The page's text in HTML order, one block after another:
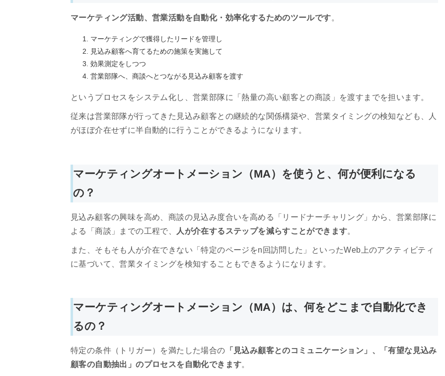
マーケティング活動、営業活動を自動化・効率化するためのツールです。
マーケティングで獲得したリードを管理し
見込み顧客へ育てるための施策を実施して
効果測定をしつつ
営業部隊へ、商談へとつながる見込み顧客を渡す
というプロセスをシステム化し、営業部隊に「熱量の高い顧客との商談」を渡すまでを担います。
従来は営業部隊が行ってきた見込み顧客との継続的な関係構築や、営業タイミングの検知なども、人
がほぼ介在せずに半自動的に行うことができるようになります。
マーケティングオートメーション（MA）を使うと、何が便利になる
の？
見込み顧客の興味を高め、商談の見込み度合いを高める「リードナーチャリング」から、営業部隊に
よる「商談」までの工程で、
人が介在するステップを減らすことができます。
また、そもそも人が介在できない「特定のページをn回訪問した」といったWeb上のアクティビティ
に基づいて、営業タイミングを検知することもできるようになります。
マーケティングオートメーション（MA）は、何をどこまで自動化でき
るの？
特定の条件（トリガー）を満たした場合の 「見込み顧客とのコミュニケーション」、「有望な見込み
顧客の自動抽出」のプロセスを自動化できます。